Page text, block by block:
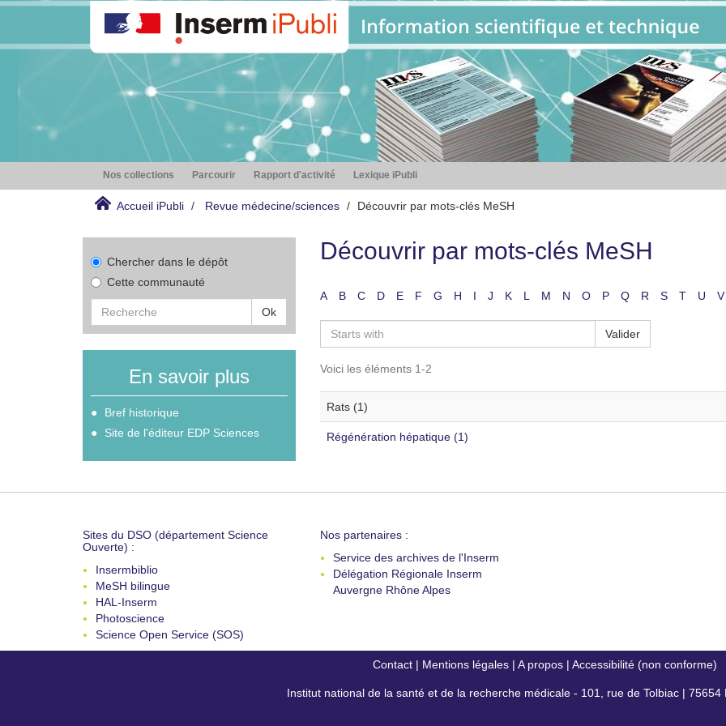
Nos collections Parcourir Rapport d'activité Lexique iPubli
Accueil iPubli Revue médecine/sciences Découvrir par mots-clés MeSH
Chercher dans le dépôt
Cette communauté
Ok
En savoir plus
Bref historique
Site de l'éditeur EDP Sciences
Découvrir par mots-clés MeSH
A B C D E F G H I J K L M N O P Q R S T U V
Valider
Voici les éléments 1-2
Rats (1)
Régénération hépatique (1)
Sites du DSO (département Science
Ouverte) :
Insermbiblio
MeSH bilingue
HAL-Inserm
Photoscience
Science Open Service (SOS)
Nos partenaires :
Service des archives de l'Inserm
Délégation Régionale Inserm
Auvergne Rhône Alpes
Contact| Mentions légales| A propos| Accessibilité (non conforme)
Institut national de la santé et de la recherche médicale - 101, rue de Tolbiac | 75654